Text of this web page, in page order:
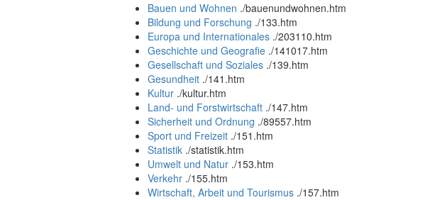
Bauen und Wohnen ./bauenundwohnen.htm
Bildung und Forschung ./133.htm
Europa und Internationales ./203110.htm
Geschichte und Geografie ./141017.htm
Gesellschaft und Soziales ./139.htm
Gesundheit ./141.htm
Kultur ./kultur.htm
Land- und Forstwirtschaft ./147.htm
Sicherheit und Ordnung ./89557.htm
Sport und Freizeit ./151.htm
Statistik ./statistik.htm
Umwelt und Natur ./153.htm
Verkehr ./155.htm
Wirtschaft, Arbeit und Tourismus ./157.htm